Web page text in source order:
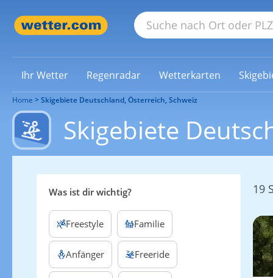
Ihr Wetter Regenradar Wetterkarten
Home Skigebiete Deutschland, Österreich, Schweiz
Skigebiete
Was ist dir wichtig?
Freestyle Familie
Anfänger Freeride
19